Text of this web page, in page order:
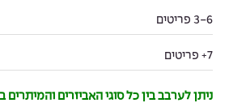
3-6 פריטים
7+ פריטים
ניתן לערבב בין כל סוגי האביזרים והמיתרים